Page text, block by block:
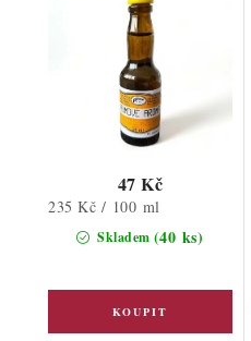
Skladem (40 ks)
47 Kč
Měrná
cena:
235 Kč / 100 ml